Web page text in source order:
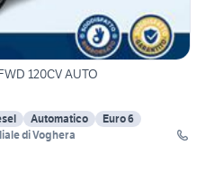
120CV AUTO
Automatico
Euro 6
di Voghera